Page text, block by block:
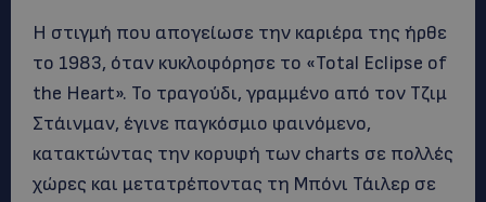
Η στιγμή που απογείωσε την καριέρα της ήρθε
το 1983, όταν κυκλοφόρησε το «Total Eclipse of
the Heart». Το τραγούδι, γραμμένο από τον Τζιμ
Στάινμαν, έγινε παγκόσμιο φαινόμενο,
κατακτώντας την κορυφή των charts σε πολλές
χώρες και μετατρέποντας τη Μπόνι Τάιλερ σε